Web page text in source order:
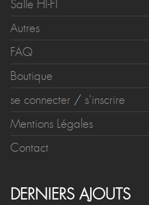
Salle HI-FI
Autres
FAQ
Boutique
se connecter / s'inscrire
Mentions Légales
Contact
DERNIERS AJOUTS